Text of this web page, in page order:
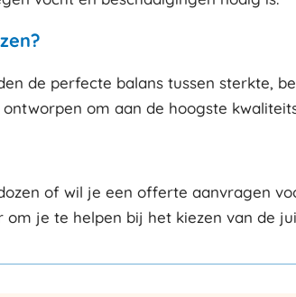
de perfecte balans tussen sterkte,
om aan de hoogste
of wil je een offerte aanvragen
je te helpen bij het kiezen van de